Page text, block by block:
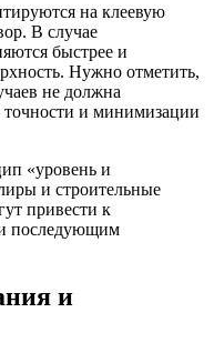
на клеевую
В случае
быстрее и
Нужно отметить,
не должна
и минимизации
«уровень и
и строительные
привести к
последующим
и